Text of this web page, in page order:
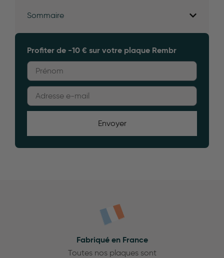
Sommaire
Profiter de -10 € sur votre plaque Rembr
Envoyer
Fabriqué en France
Toutes nos plaques sont